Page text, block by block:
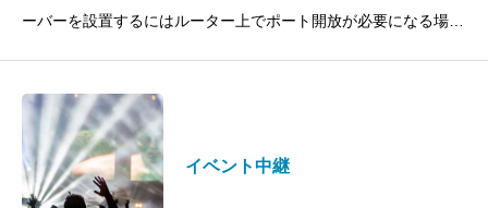
ーバーを設置するにはルーター上でポート開放が必要になる場合
イベント中継